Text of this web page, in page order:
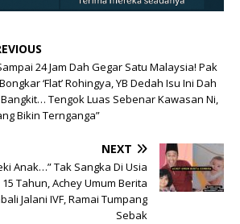
24 Jam Dah Gegar Satu Malaysia! Pak
‘Flat’ Rohingya, YB Dedah Isu Ini Dah
Tengok Luas Sebenar Kawasan Ni,
Bikin Ternganga”
NEXT
Anak…” Tak Sangka Di Usia
Tahun, Achey Umum Berita
Jalani IVF, Ramai Tumpang
Sebak